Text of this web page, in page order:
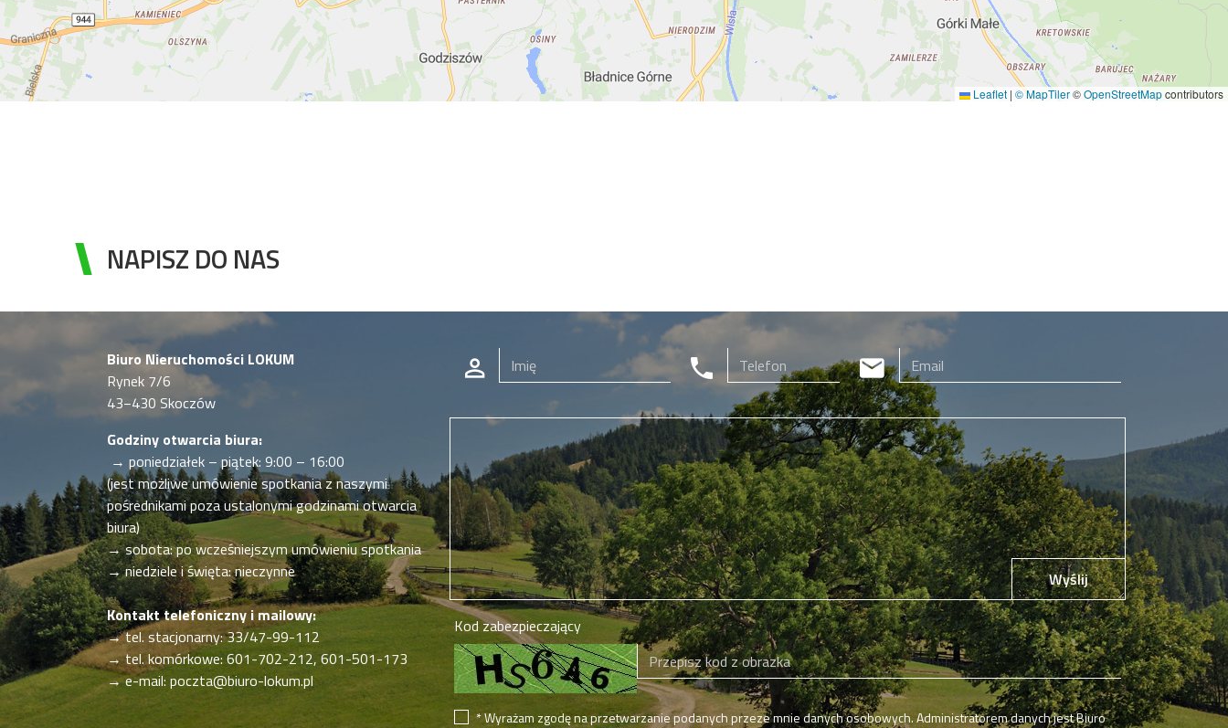
Leaflet | © MapTiler©OpenStreetMapcontributors
NAPISZ DO NAS
Biuro Nieruchomości LOKUM
Rynek 7/6
43−430 Skoczów
Godziny otwarcia biura:
→ poniedziałek – piątek: 9:00 – 16:00
(jest możliwe umówienie spotkania z naszymi
pośrednikami poza ustalonymi godzinami otwarcia
biura)
→ sobota: po wcześniejszym umówieniu spotkania
→ niedziele i święta: nieczynne
Kontakt telefoniczny i mailowy:
→ tel. stacjonarny: 33/47-99-112
→ tel. komórkowe: 601-702-212, 601-501-173
→ e-mail: poczta@biuro-lokum.pl
Wyślij
Kod zabezpieczający
* Wyrażam zgodę na przetwarzanie podanych przeze mnie danych osobowych. Administratorem danych jest Biuro